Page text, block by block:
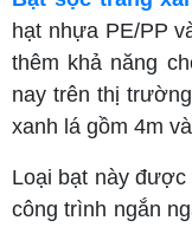
hạt nhựa PE/PP
thêm khả năng
nay trên thị
xanh lá gồm 4m
Loại bạt này
công trình ngắn